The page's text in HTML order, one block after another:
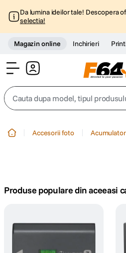
Da lumina ideilor tale! Descopera
selectia!
Magazin online Inchirieri
Cauta dupa model, tipul produsului,
trepied telefon
4. peak design
Accesorii foto
Produse populare din aceeasi